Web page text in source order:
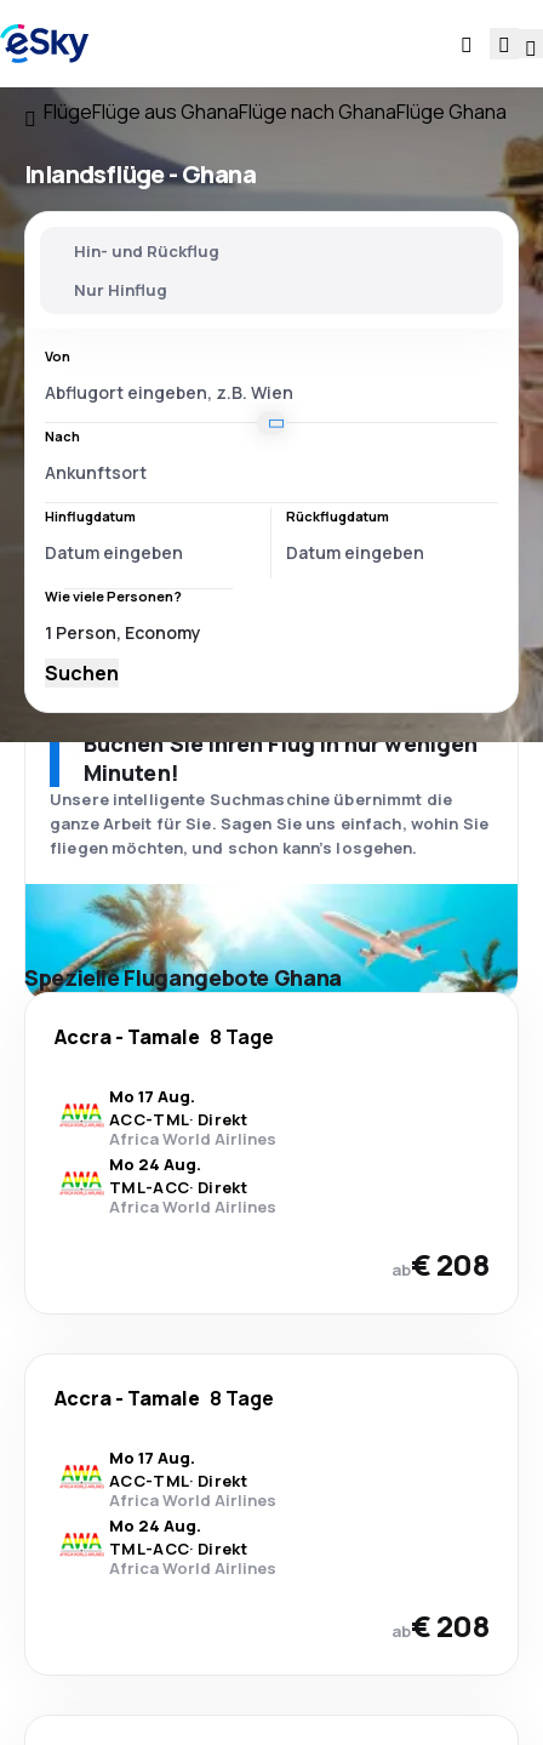
FlügeFlüge aus GhanaFlüge nach GhanaFlüge Ghana
Inlandsflüge -Ghana
Hin- und Rückflug
Nur Hinflug
Von
Nach
Hinflugdatum Rückflugdatum
Wie viele Personen?
Suchen
Buchen Sie Ihren Flug in nur wenigen
Minuten!
Unsere intelligente Suchmaschine übernimmt die
ganze Arbeit für Sie. Sagen Sie uns einfach, wohin Sie
fliegen möchten, und schon kann’s losgehen.
Spezielle Flugangebote Ghana
Accra- Tamale 8 Tage
Mo 17 Aug.
ACC-TML· Direkt
Africa World Airlines
Mo 24 Aug.
TML-ACC· Direkt
Africa World Airlines
ab€ 208
Accra- Tamale 8 Tage
Mo 17 Aug.
ACC-TML· Direkt
Africa World Airlines
Mo 24 Aug.
TML-ACC· Direkt
Africa World Airlines
ab€ 208